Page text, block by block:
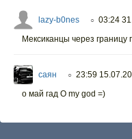
lazy-b0nes ○ 03:24
Мексиканцы через границу
саян ○ 23:59
о май гад O my god =)